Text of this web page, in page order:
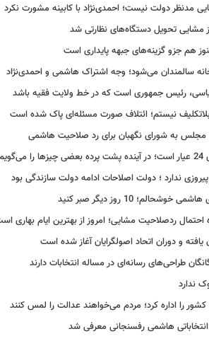
مدنظر دولت نیست؛ احمدی‌نژاد با کابینه مشورت نکرد
مشایی تحویل دستگاه‌های نظارتی شد
هم جزو گزینه‌های جبهه پایداری است
سالمندان می‌شود؛ وجه اشتراک هاشمی و احمدی‌نژاد
رئیس جمهوری است که در خط ولایت فقیه باشد
نیستم؛ ائتلاف صورت مسئله‌ای پاک شده است
ندارد ؛ دولت اصلاحات ‌‌ادامه دولت سازندگی بود
10 روز دیگر صبر کنید
احتمال ردصلاحیت مشایی؛ امروز از بهترین ایام بهاری
یافته و دوران اتحاد اصولگرایان آغاز شده است
طراحی‌های رسانه‌ای در مساله انتخابات دارند
ندارد
را اداره کرد؛ مردم می‌خواهند عدالت را لمس کنند
هاشمی رفسنجانی معرفی شد